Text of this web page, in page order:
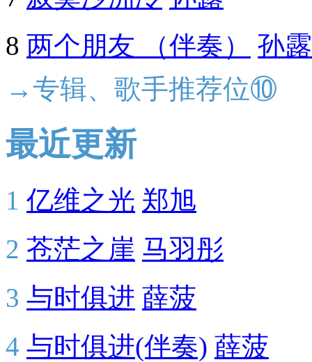
8 两个朋友 （伴奏）
孙露
→专辑、歌手推荐位⑩
最近更新
1 亿维之光 郑旭
2 苍茫之崖 马羽彤
3 与时俱进 薛菠
4 与时俱进(伴奏) 薛菠